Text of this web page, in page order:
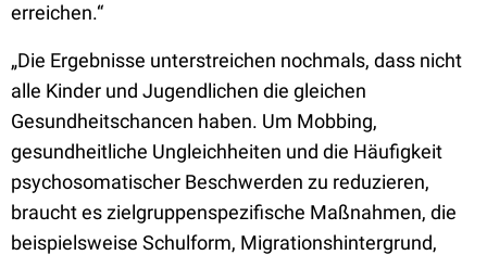
erreichen.“
„Die Ergebnisse unterstreichen nochmals, dass nicht
alle Kinder und Jugendlichen die gleichen
Gesundheitschancen haben. Um Mobbing,
gesundheitliche Ungleichheiten und die Häufigkeit
psychosomatischer Beschwerden zu reduzieren,
braucht es zielgruppenspezifische Maßnahmen, die
beispielsweise Schulform, Migrationshintergrund,